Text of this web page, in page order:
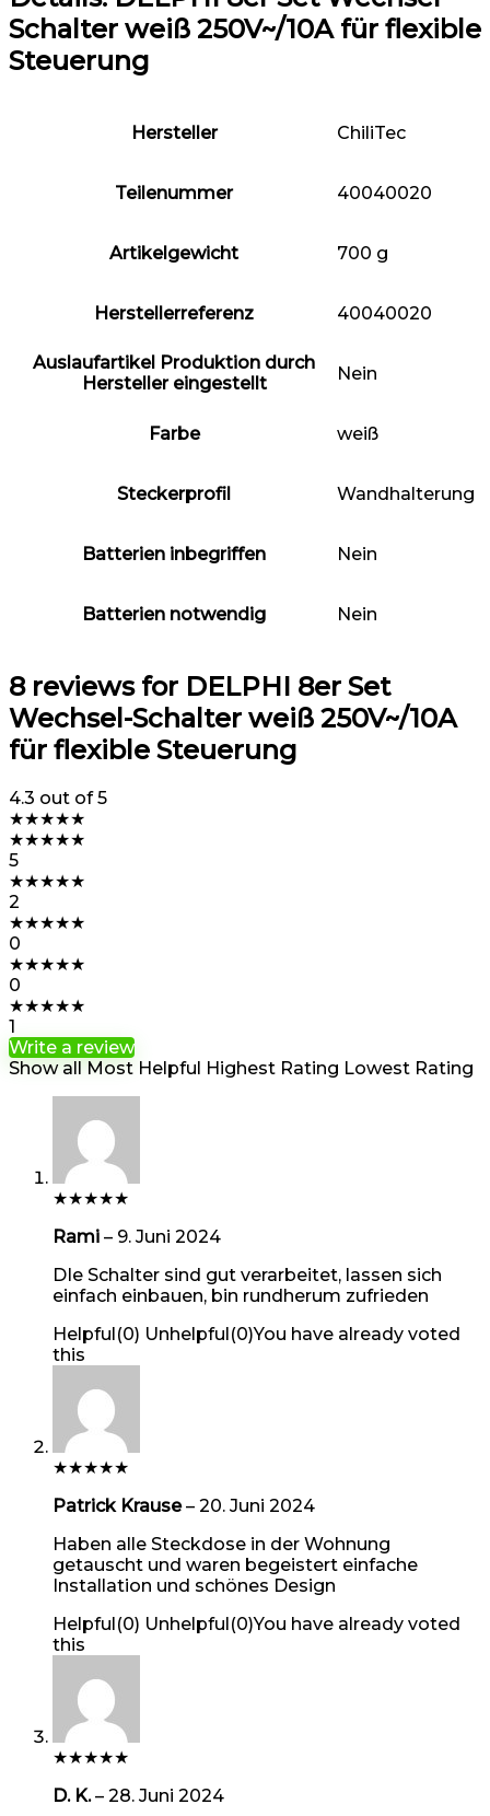
Schalter weiß 250V~/10A für flexible
Steuerung
Hersteller ‎ChiliTec
Teilenummer ‎40040020
Artikelgewicht ‎700 g
Herstellerreferenz ‎40040020
Auslaufartikel Produktion durch
Hersteller eingestellt
‎Nein
Farbe ‎weiß
Steckerprofil ‎Wandhalterung
Batterien inbegriffen ‎Nein
Batterien notwendig ‎Nein
8 reviews for DELPHI 8er Set
Wechsel-Schalter weiß 250V~/10A
für flexible Steuerung
4.3 out of 5
★★★★★
★★★★★
5
★★★★★
2
★★★★★
0
★★★★★
0
★★★★★
1
Write a review
Show all Most Helpful Highest Rating Lowest Rating
★★★★★
Rami – 9. Juni 2024
DIe Schalter sind gut verarbeitet, lassen sich
einfach einbauen, bin rundherum zufrieden
Helpful(0) Unhelpful(0)You have already voted
this
★★★★★
Patrick Krause– 20. Juni 2024
Haben alle Steckdose in der Wohnung
getauscht und waren begeistert einfache
Installation und schönes Design
Helpful(0) Unhelpful(0)You have already voted
this
★★★★★
D. K.– 28. Juni 2024